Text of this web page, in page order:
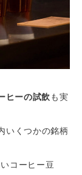
ヒーの試飲も実
いくつかの銘柄
コーヒー豆